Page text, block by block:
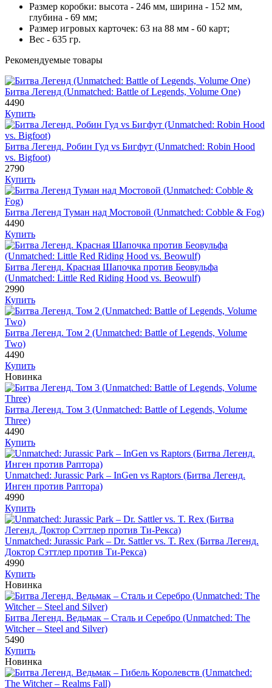
Размер коробки: высота - 246 мм, ширина - 152 мм,
глубина - 69 мм;
Размер игровых карточек: 63 на 88 мм - 60 карт;
Вес - 635 гр.
Рекомендуемые товары
Битва Легенд (Unmatched: Battle of Legends, Volume One)
4490
Купить
Битва Легенд. Робин Гуд vs Бигфут (Unmatched: Robin Hood
vs. Bigfoot)
2790
Купить
Битва Легенд Туман над Мостовой (Unmatched: Cobble & Fog)
4490
Купить
Битва Легенд. Красная Шапочка против Беовульфа
(Unmatched: Little Red Riding Hood vs. Beowulf)
2990
Купить
Битва Легенд. Том 2 (Unmatched: Battle of Legends, Volume
Two)
4490
Купить
Новинка
Битва Легенд. Том 3 (Unmatched: Battle of Legends, Volume
Three)
4490
Купить
Unmatched: Jurassic Park – InGen vs Raptors (Битва Легенд.
Инген против Раптора)
4990
Купить
Unmatched: Jurassic Park – Dr. Sattler vs. T. Rex (Битва Легенд.
Доктор Сэттлер против Ти-Рекса)
4990
Купить
Новинка
Битва Легенд. Ведьмак – Сталь и Серебро (Unmatched: The
Witcher – Steel and Silver)
5490
Купить
Новинка